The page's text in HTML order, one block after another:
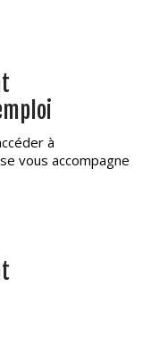
à
vous accompagne